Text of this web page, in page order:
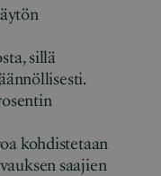
sillä
kohdistetaan
saajien